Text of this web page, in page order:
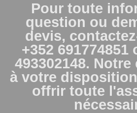
Pour toute
question ou
devis,
+352 691774851
493302148.
à votre
offrir toute